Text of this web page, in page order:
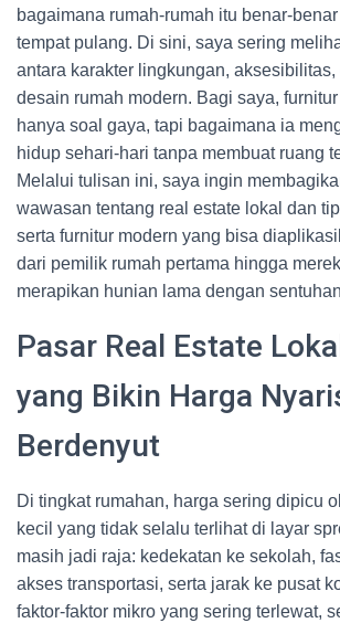
bagaimana rumah-rumah itu benar-
tempat pulang. Di sini, saya sering
antara karakter lingkungan,
desain rumah modern. Bagi saya,
hanya soal gaya, tapi bagaimana ia
hidup sehari-hari tanpa membuat ruang
Melalui tulisan ini, saya ingin
wawasan tentang real estate lokal dan
serta furnitur modern yang bisa
dari pemilik rumah pertama hingga
merapikan hunian lama dengan
Pasar Real Estate
yang Bikin Harga
Berdenyut
Di tingkat rumahan, harga sering dipicu
kecil yang tidak selalu terlihat di layar
masih jadi raja: kedekatan ke sekolah,
akses transportasi, serta jarak ke pusat
faktor-faktor mikro yang sering terlewat,